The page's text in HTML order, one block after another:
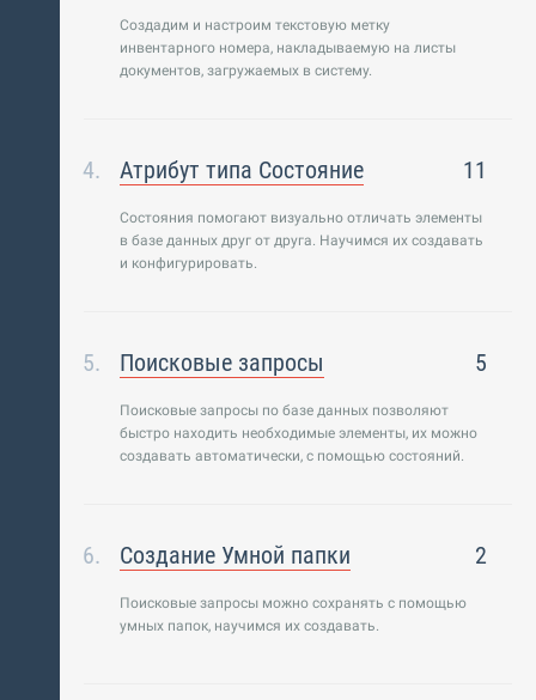
Создадим и настроим текстовую метку
инвентарного номера, накладываемую на листы
документов, загружаемых в систему.
Атрибут типа Состояние 11
Состояния помогают визуально отличать элементы
в базе данных друг от друга. Научимся их создавать
и конфигурировать.
Поисковые запросы 5
Поисковые запросы по базе данных позволяют
быстро находить необходимые элементы, их можно
создавать автоматически, с помощью состояний.
Создание Умной папки 2
Поисковые запросы можно сохранять с помощью
умных папок, научимся их создавать.